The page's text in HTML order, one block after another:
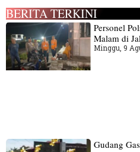
BERITA TERKINI
Personel
Malam di
Minggu, 9
Gudang‎